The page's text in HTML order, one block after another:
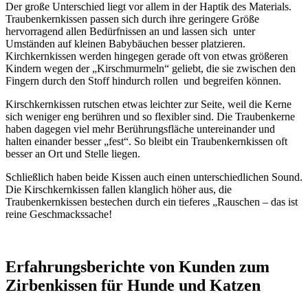
Der große Unterschied liegt vor allem in der Haptik des Materials.
Traubenkernkissen passen sich durch ihre geringere Größe
hervorragend allen Bedürfnissen an und lassen sich unter
Umständen auf kleinen Babybäuchen besser platzieren.
Kirchkernkissen werden hingegen gerade oft von etwas größeren
Kindern wegen der „Kirschmurmeln“ geliebt, die sie zwischen den
Fingern durch den Stoff hindurch rollen und begreifen können.
Kirschkernkissen rutschen etwas leichter zur Seite, weil die Kerne
sich weniger eng berühren und so flexibler sind. Die Traubenkerne
haben dagegen viel mehr Berührungsfläche untereinander und
halten einander besser „fest“. So bleibt ein Traubenkernkissen oft
besser an Ort und Stelle liegen.
Schließlich haben beide Kissen auch einen unterschiedlichen Sound.
Die Kirschkernkissen fallen klanglich höher aus, die
Traubenkernkissen bestechen durch ein tieferes „Rauschen – das ist
reine Geschmackssache!
Erfahrungsberichte von Kunden zum
Zirbenkissen für Hunde und Katzen